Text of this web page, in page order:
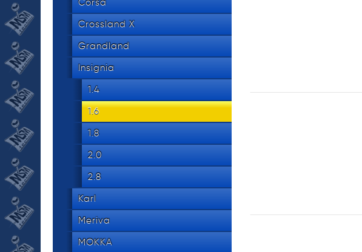
tel.
Corsa
Crossland X
Grandland
Insignia
1.4
1.6
1.8
2.0
2.8
Karl
Meriva
MOKKA